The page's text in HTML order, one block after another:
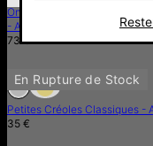
Ondulation Boucles d’Oreilles
- Argent
73 €
En Rupture de Stock
Petites Créoles Classiques -
35 €